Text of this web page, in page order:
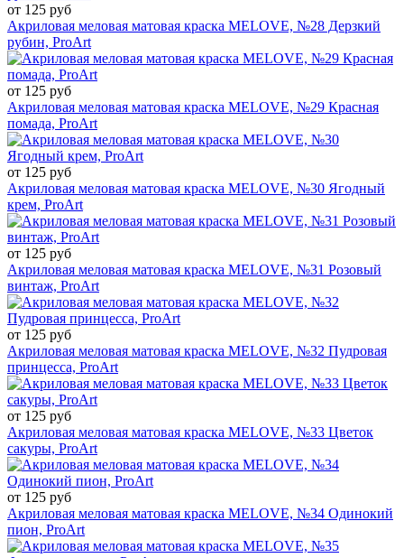
от 125 руб
Акриловая меловая матовая краска MELOVE, №28 Дерзкий
рубин, ProArt
от 125 руб
Акриловая меловая матовая краска MELOVE, №29 Красная
помада, ProArt
от 125 руб
Акриловая меловая матовая краска MELOVE, №30 Ягодный
крем, ProArt
от 125 руб
Акриловая меловая матовая краска MELOVE, №31 Розовый
винтаж, ProArt
от 125 руб
Акриловая меловая матовая краска MELOVE, №32 Пудровая
принцесса, ProArt
от 125 руб
Акриловая меловая матовая краска MELOVE, №33 Цветок
сакуры, ProArt
от 125 руб
Акриловая меловая матовая краска MELOVE, №34 Одинокий
пион, ProArt